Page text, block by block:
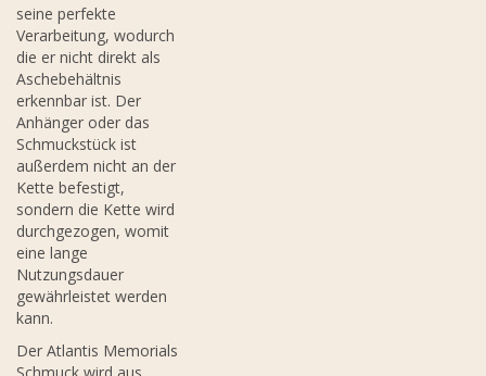
seine perfekte
Verarbeitung, wodurch
die er nicht direkt als
Aschebehältnis
erkennbar ist. Der
Anhänger oder das
Schmuckstück ist
außerdem nicht an der
Kette befestigt,
sondern die Kette wird
durchgezogen, womit
eine lange
Nutzungsdauer
gewährleistet werden
kann.
Der Atlantis Memorials